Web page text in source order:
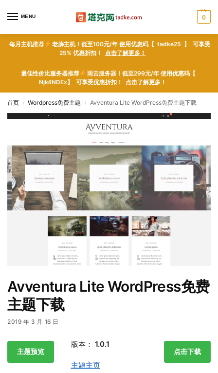
MENU 0
每月主机推荐
老薜主机！低至100元/年 使用优惠码【 tadke25 】 可享受
25% 优惠折扣！ 点击了解更多！
最佳性价比服务器推荐
雨云服务器！低至299元/年 使用优惠码【
Njk4NDEx】 可享受优惠折扣！ 点击了解更多！
首页 / Wordpress免费主题 / Avventura Lite WordPress免费主题下载
Avventura Lite WordPress免费
主题下载
2019 年 3 月 16 日
主题预览 点击下载
版本： 1.0.1
主题主页